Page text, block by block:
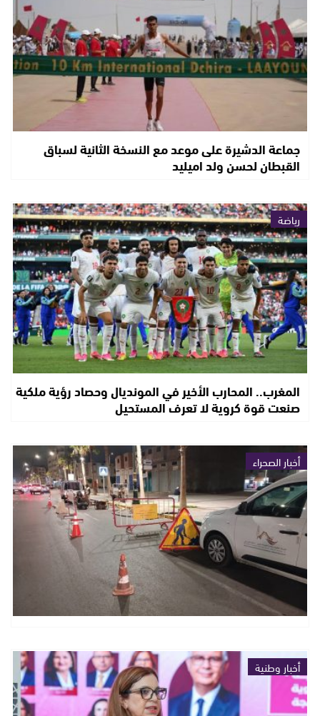
جماعة الدشيرة على موعد مع النسخة الثانية لسباق
القبطان لحسن ولد اميليد
رياضة
المغرب.. المحارب الأخير في المونديال وحصاد رؤية ملكية
صنعت قوة كروية لا تعرف المستحيل
أخبار الصحراء
أخبار وطنية